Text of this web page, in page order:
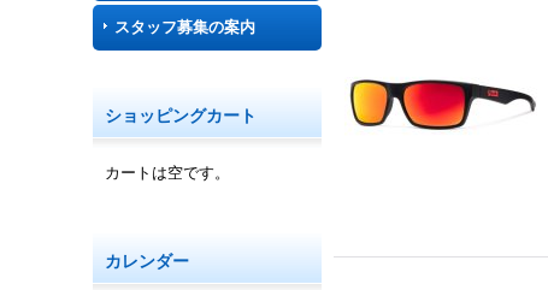
スタッフ募集の案内
ショッピングカート
カートは空です。
カレンダー